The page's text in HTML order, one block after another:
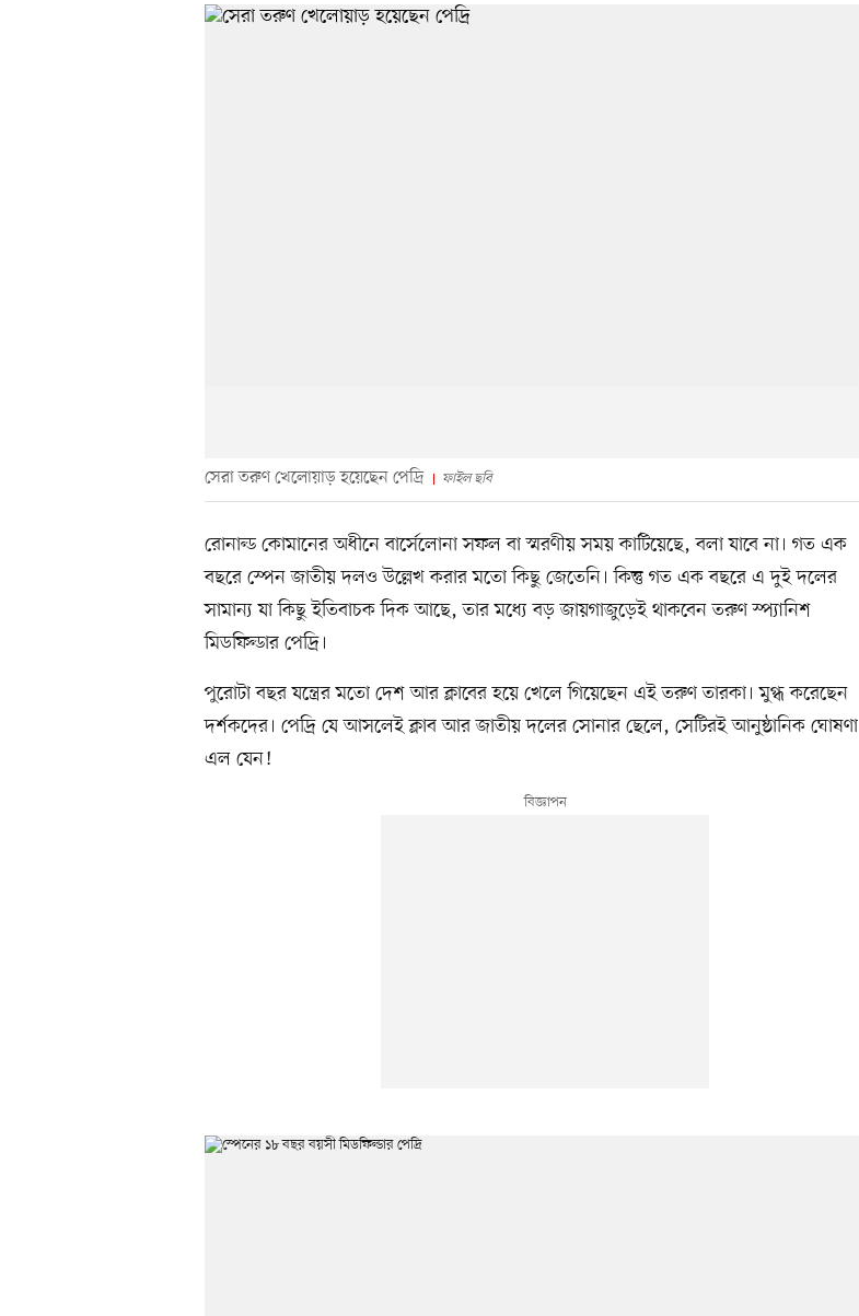
সেরা তরুণ খেলোয়াড় হয়েছেন পেদ্রি ফাইল ছবি
রোনাল্ড কোমানের অধীনে বার্সেলোনা সফল বা স্মরণীয় সময় কাটিয়েছে, বলা যাবে না। গত এক
বছরে স্পেন জাতীয় দলও উল্লেখ করার মতো কিছু জেতেনি। কিন্তু গত এক বছরে এ দুই দলের
সামান্য যা কিছু ইতিবাচক দিক আছে, তার মধ্যে বড় জায়গাজুড়েই থাকবেন তরুণ স্প্যানিশ
মিডফিল্ডার পেদ্রি।
পুরোটা বছর যন্ত্রের মতো দেশ আর ক্লাবের হয়ে খেলে গিয়েছেন এই তরুণ তারকা। মুগ্ধ করেছেন
দর্শকদের। পেদ্রি যে আসলেই ক্লাব আর জাতীয় দলের সোনার ছেলে, সেটিরই আনুষ্ঠানিক ঘোষণা
এল যেন!